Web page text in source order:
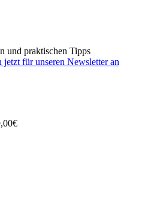
und praktischen Tipps
jetzt für unseren Newsletter an